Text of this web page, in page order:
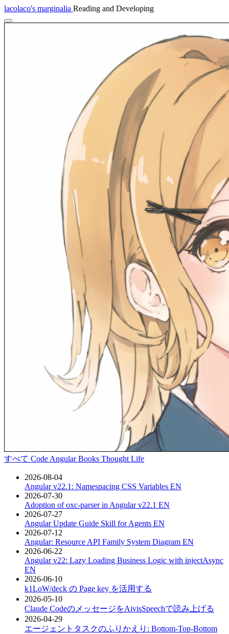
lacolaco's marginalia Reading and Developing
すべて Code AngularBooks Thought Life
2026-08-04
Angular v22.1: Namespacing CSS Variables EN
2026-07-30
Adoption of oxc-parser in Angular v22.1 EN
2026-07-27
Angular Update Guide Skill for Agents EN
2026-07-12
Angular: Resource API Family System Diagram EN
2026-06-22
Angular v22: Lazy Loading Business Logic with injectAsync
EN
2026-06-10
k1LoW/deck の Page key を活用する
2026-05-10
Claude CodeのメッセージをAivisSpeechで読み上げる
2026-04-29
エージェントタスクのふりかえり: Bottom-Top-Bottom